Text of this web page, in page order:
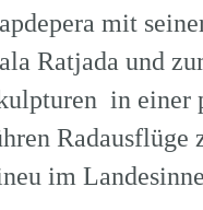
mit
Ratjada und
in einer
Radausflüge
im